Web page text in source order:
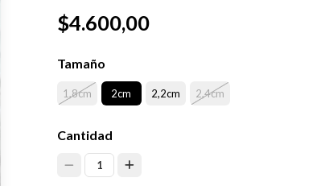
$4.600,00
Tamaño
1,8cm 2cm 2,2cm 2,4cm
Cantidad
1